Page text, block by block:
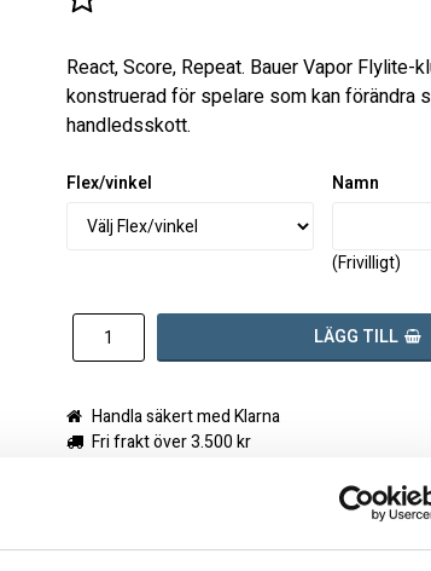
Lägg till i favoritlistan
React, Score, Repeat. Bauer Vapor Flylite-
konstruerad för spelare som kan förändra
handledsskott.
Flex/vinkel Namn
(Frivilligt)
LÄGG TILL
Handla säkert med Klarna
Fri frakt över 3.500 kr